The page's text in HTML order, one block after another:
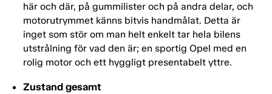
här och där, på gummilister och på andra delar, och
motorutrymmet känns bitvis handmålat. Detta är
inget som stör om man helt enkelt tar hela bilens
utstrålning för vad den är; en sportig Opel med en
rolig motor och ett hyggligt presentabelt yttre.
Zustand gesamt